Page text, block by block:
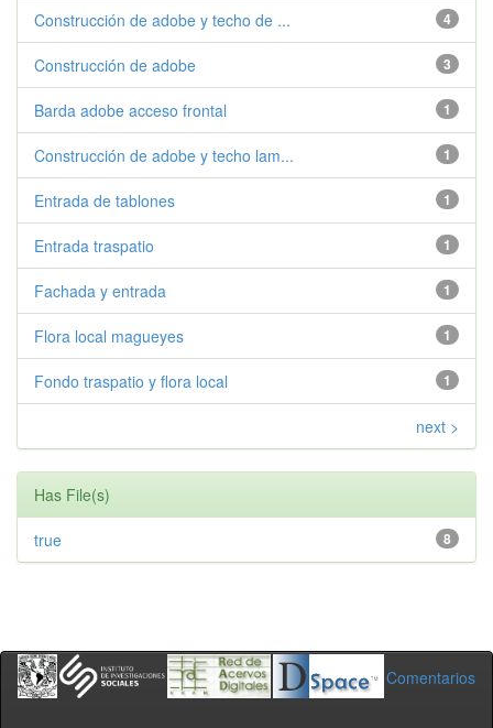
4
Construcción de adobe y techo de ...
3
Construcción de adobe
1
Barda adobe acceso frontal
1
Construcción de adobe y techo lam...
1
Entrada de tablones
1
Entrada traspatio
1
Fachada y entrada
1
Flora local magueyes
1
Fondo traspatio y flora local
next >
Has File(s)
8
true
Comentarios